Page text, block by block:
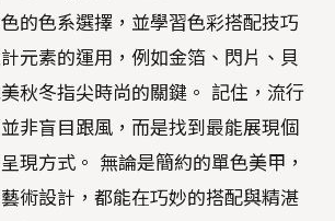
的色系選擇，並學習色彩搭配技巧
元素的運用，例如金箔、閃片、貝
秋冬指尖時尚的關鍵。 記住，流行
非盲目跟風，而是找到最能展現個
現方式。 無論是簡約的單色美甲，
術設計，都能在巧妙的搭配與精湛